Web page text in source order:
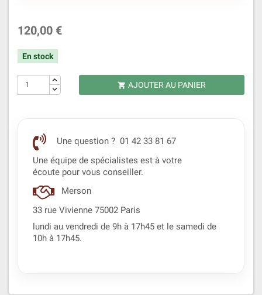
120,00 €
En stock
 AJOUTER AU PANIER
Une question ? 01 42 33 81 67
Une équipe de spécialistes est à votre
écoute pour vous conseiller.
Merson
33 rue Vivienne 75002 Paris
lundi au vendredi de 9h à 17h45 et le samedi de
10h à 17h45.